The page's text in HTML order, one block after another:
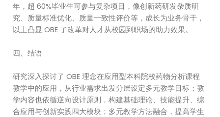
年，超 60%毕业生可参与复杂项目，像创新药研发杂质研
究、质量标准优化、质量一致性评价等，成长为业务骨干，
以上凸显 OBE 了改革对人才从校园到职场的助力效果。
四、结语
研究深入探讨了 OBE 理念在应用型本科院校药物分析课程
教学中的应用，从行业需求出发分层设定多元教学目标；教
学内容也依循逆向设计原则，构建基础理论、技能提升、综
合应用与创新实践四大模块；多元教学方法融合，提高学生